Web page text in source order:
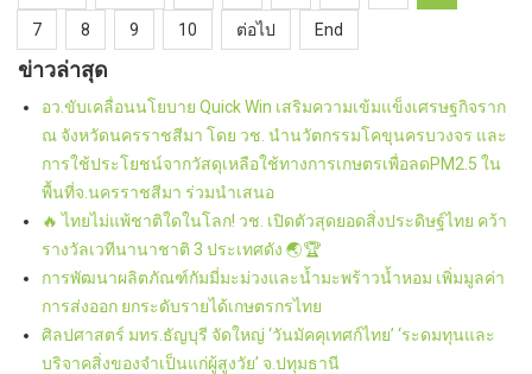
7 8 9 10 ต่อไป End
ข่าวล่าสุด
อว.ขับเคลื่อนนโยบาย Quick Win เสริมความเข้มแข็งเศรษฐกิจราก
ณ จังหวัดนครราชสีมา โดย วช. นำนวัตกรรมโคขุนครบวงจร และ
การใช้ประโยชน์จากวัสดุเหลือใช้ทางการเกษตรเพื่อลดPM2.5 ใน
พื้นที่จ.นครราชสีมา ร่วมนำเสนอ
🔥 ไทยไม่แพ้ชาติใดในโลก! วช. เปิดตัวสุดยอดสิ่งประดิษฐ์ไทย คว้า
รางวัลเวทีนานาชาติ 3 ประเทศดัง 🌏🏆
การพัฒนาผลิตภัณฑ์กัมมี่มะม่วงและน้ำมะพร้าวน้ำหอม เพิ่มมูลค่า
การส่งออก ยกระดับรายได้เกษตรกรไทย
ศิลปศาสตร์ มทร.ธัญบุรี จัดใหญ่ ‘วันมัคคุเทศก์ไทย’ ‘ระดมทุนและ
บริจาคสิ่งของจำเป็นแก่ผู้สูงวัย’ จ.ปทุมธานี